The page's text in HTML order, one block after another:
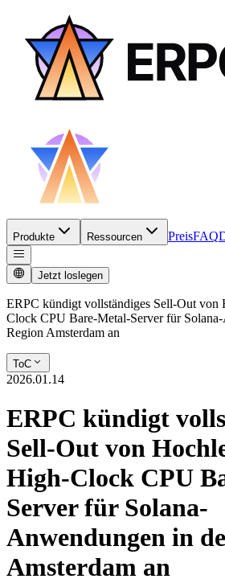
Produkte Ressourcen PreisFAQ
Jetzt loslegen
ERPC kündigt vollständiges Sell-Out von
Clock CPU Bare-Metal-Server für
Region Amsterdam an
ToC
2026.01.14
ERPC kündigt
Sell-Out von
High-Clock CPU
Server für Solana-
Anwendungen in
Amsterdam an